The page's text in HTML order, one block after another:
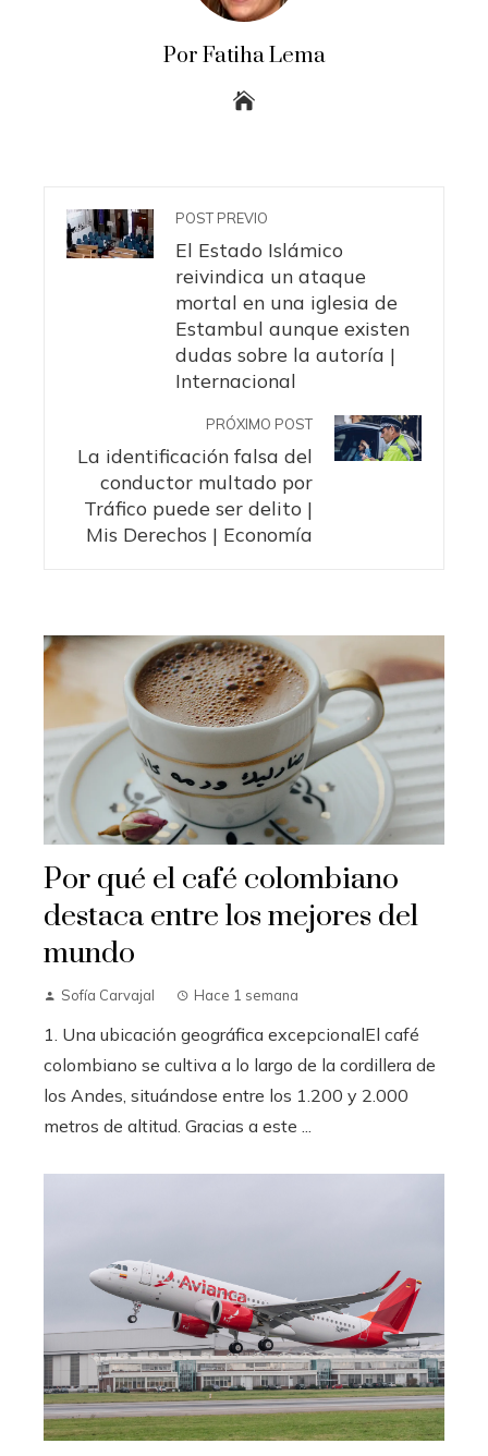
Por Fatiha Lema
POST PREVIO
El Estado Islámico
reivindica un ataque
mortal en una iglesia de
Estambul aunque existen
dudas sobre la autoría |
Internacional
PRÓXIMO POST
La identificación falsa del
conductor multado por
Tráfico puede ser delito |
Mis Derechos | Economía
Por qué el café colombiano
destaca entre los mejores del
mundo
Sofía Carvajal Hace 1 semana
1. Una ubicación geográfica excepcionalEl café
colombiano se cultiva a lo largo de la cordillera de
los Andes, situándose entre los 1.200 y 2.000
metros de altitud. Gracias a este ...